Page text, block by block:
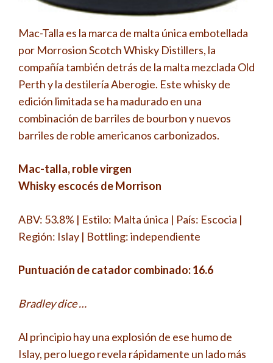
Mac-Talla es la marca de malta única embotellada
por Morrosion Scotch Whisky Distillers, la
compañía también detrás de la malta mezclada Old
Perth y la destilería Aberogie. Este whisky de
edición limitada se ha madurado en una
combinación de barriles de bourbon y nuevos
barriles de roble americanos carbonizados.
Mac-talla, roble virgen
Whisky escocés de Morrison
ABV: 53.8% | Estilo: Malta única | País: Escocia |
Región: Islay | Bottling: independiente
Puntuación de catador combinado: 16.6
Bradley dice …
Al principio hay una explosión de ese humo de
Islay, pero luego revela rápidamente un lado más